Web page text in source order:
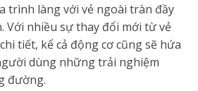
trình làng với vẻ ngoài tràn đầy
Với nhiều sự thay đổi mới từ vẻ
tiết, kể cả động cơ cũng sẽ hứa
dùng những trải nghiệm
đường.